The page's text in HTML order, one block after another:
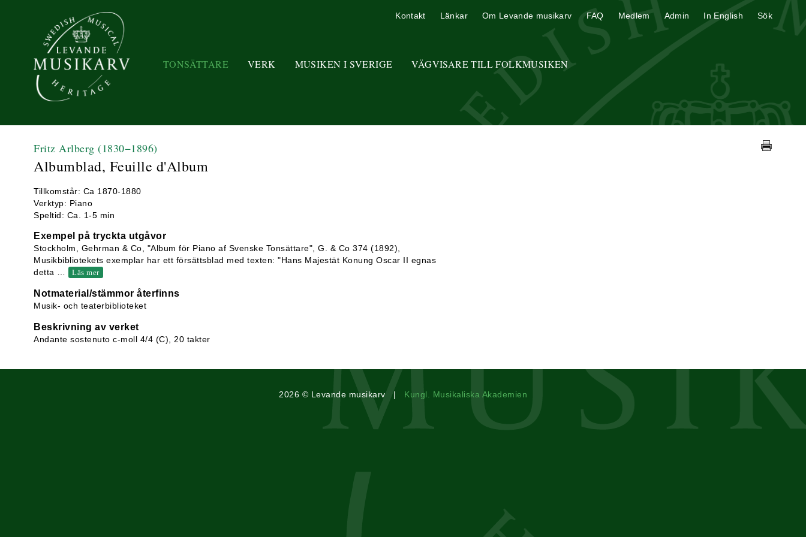
TONSÄTTARE VERK MUSIKEN I SVERIGE VÄGVISARE TILL FOLKMUSIKEN
Kontakt Länkar Om Levande musikarv FAQ Medlem Admin In English Sök
Fritz Arlberg (1830−1896)
Albumblad, Feuille d'Album
Tillkomstår: Ca 1870-1880
Verktyp: Piano
Speltid: Ca. 1-5 min
Exempel på tryckta utgåvor
Stockholm, Gehrman & Co, "Album för Piano af Svenske Tonsättare", G. & Co 374 (1892),
Musikbibliotekets exemplar har ett försättsblad med texten: "Hans Majestät Konung Oscar II egnas
detta
Läs mer
Notmaterial/stämmor återfinns
Musik- och teaterbiblioteket
Beskrivning av verket
Andante sostenuto c-moll 4/4 (C), 20 takter
2026 © Levande musikarv | Kungl. Musikaliska Akademien